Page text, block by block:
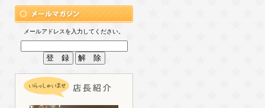
メールアドレスを入力してください。